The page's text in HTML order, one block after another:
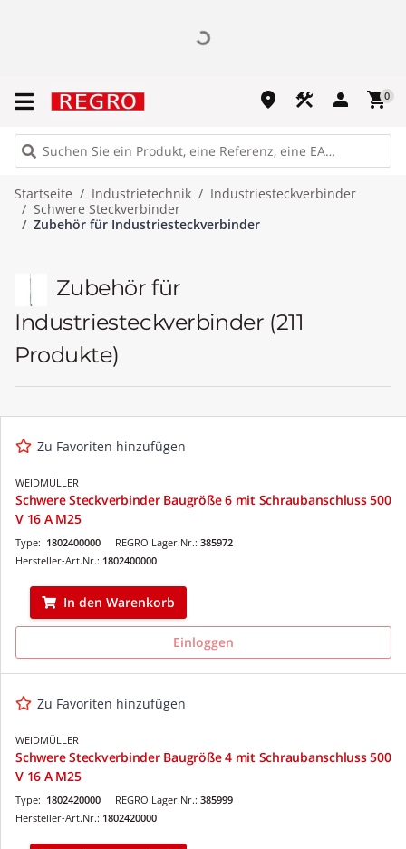
place construction person shopping_cart0
Startseite Industrietechnik
Industriesteckverbinder
Schwere Steckverbinder
Zubehör für Industriesteckverbinder
Zubehör für
Industriesteckverbinder (211
Produkte)
Zu Favoriten hinzufügen
WEIDMÜLLER
Schwere Steckverbinder Baugröße 6 mit Schraubanschluss 500
V 16 A M25
REGRO Lager.Nr.: 385972
Type: 1802400000
Hersteller-Art.Nr.: 1802400000
In den Warenkorb
Einloggen
Zu Favoriten hinzufügen
WEIDMÜLLER
Schwere Steckverbinder Baugröße 4 mit Schraubanschluss 500
V 16 A M25
REGRO Lager.Nr.: 385999
Type: 1802420000
Hersteller-Art.Nr.: 1802420000